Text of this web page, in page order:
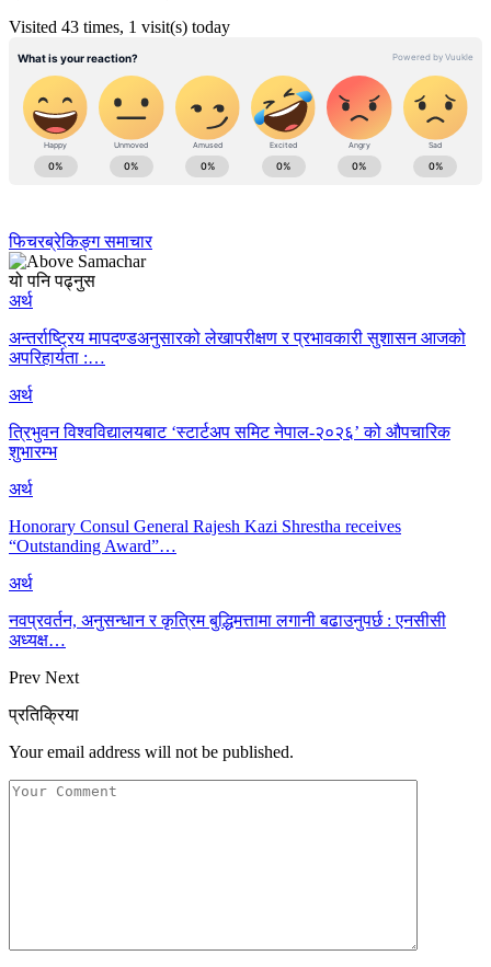
Visited 43 times, 1 visit(s) today
फिचरब्रेकिङ्ग समाचार
यो पनि पढ्नुस
अर्थ
अन्तर्राष्ट्रिय मापदण्डअनुसारको लेखापरीक्षण र प्रभावकारी सुशासन आजको
अपरिहार्यता :…
अर्थ
त्रिभुवन विश्वविद्यालयबाट ‘स्टार्टअप समिट नेपाल-२०२६’ को औपचारिक
शुभारम्भ
अर्थ
Honorary Consul General Rajesh Kazi Shrestha receives
“Outstanding Award”…
अर्थ
नवप्रवर्तन, अनुसन्धान र कृत्रिम बुद्धिमत्तामा लगानी बढाउनुपर्छ : एनसीसी
अध्यक्ष…
Prev Next
प्रतिक्रिया
Your email address will not be published.